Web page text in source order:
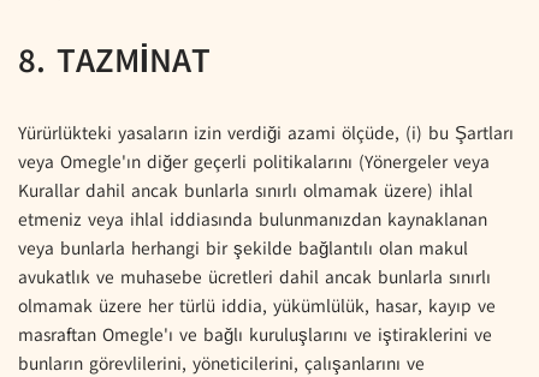
8. TAZMİNAT
Yürürlükteki yasaların izin verdiği azami ölçüde, (i) bu Şartları
veya Omegle'ın diğer geçerli politikalarını (Yönergeler veya
Kurallar dahil ancak bunlarla sınırlı olmamak üzere) ihlal
etmeniz veya ihlal iddiasında bulunmanızdan kaynaklanan
veya bunlarla herhangi bir şekilde bağlantılı olan makul
avukatlık ve muhasebe ücretleri dahil ancak bunlarla sınırlı
olmamak üzere her türlü iddia, yükümlülük, hasar, kayıp ve
masraftan Omegle'ı ve bağlı kuruluşlarını ve iştiraklerini ve
bunların görevlilerini, yöneticilerini, çalışanlarını ve